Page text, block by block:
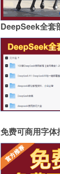
DeepSeek全套
免费可商用字体